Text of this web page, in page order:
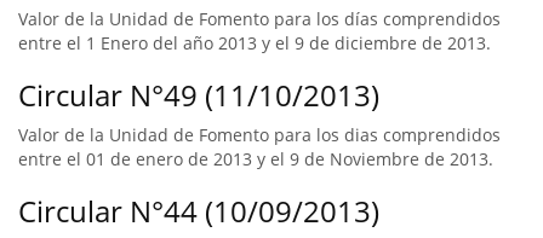
Valor de la Unidad de Fomento para los días comprendidos
entre el 1 Enero del año 2013 y el 9 de diciembre de 2013.
Circular N°49 (11/10/2013)
Valor de la Unidad de Fomento para los dias comprendidos
entre el 01 de enero de 2013 y el 9 de Noviembre de 2013.
Circular N°44 (10/09/2013)